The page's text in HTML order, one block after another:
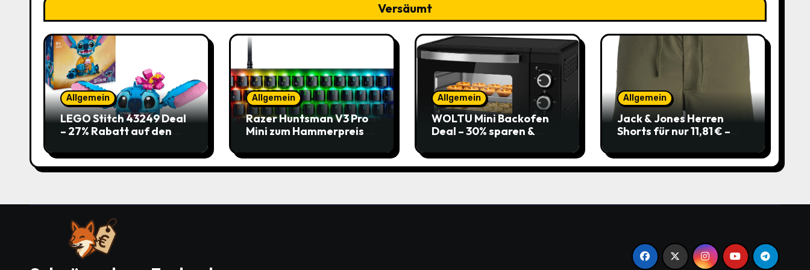
Versäumt
Allgemein
LEGO Stitch 43249 Deal
– 27% Rabatt auf den
Allgemein
Razer Huntsman V3 Pro
Mini zum Hammerpreis –
Allgemein
WOLTU Mini Backofen
Deal – 30% sparen &
Allgemein
Jack & Jones Herren
Shorts für nur 11,81 € –